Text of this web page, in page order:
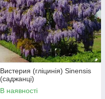
Вистерия (гліцинія) Sinensis
(саджанці)
В наявності